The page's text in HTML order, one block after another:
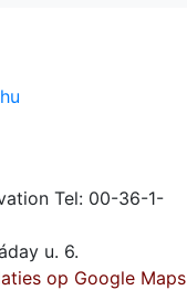
Tel: 00-36-1-
u. 6.
op Google Maps